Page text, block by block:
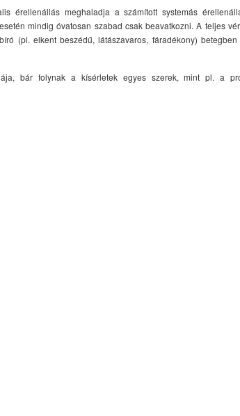
érellenállás meghaladja a számított systemás
mindig óvatosan szabad csak beavatkozni. A teljes
(pl. elkent beszédű, látászavaros, fáradékony) betegben
bár folynak a kísérletek egyes szerek, mint pl. a